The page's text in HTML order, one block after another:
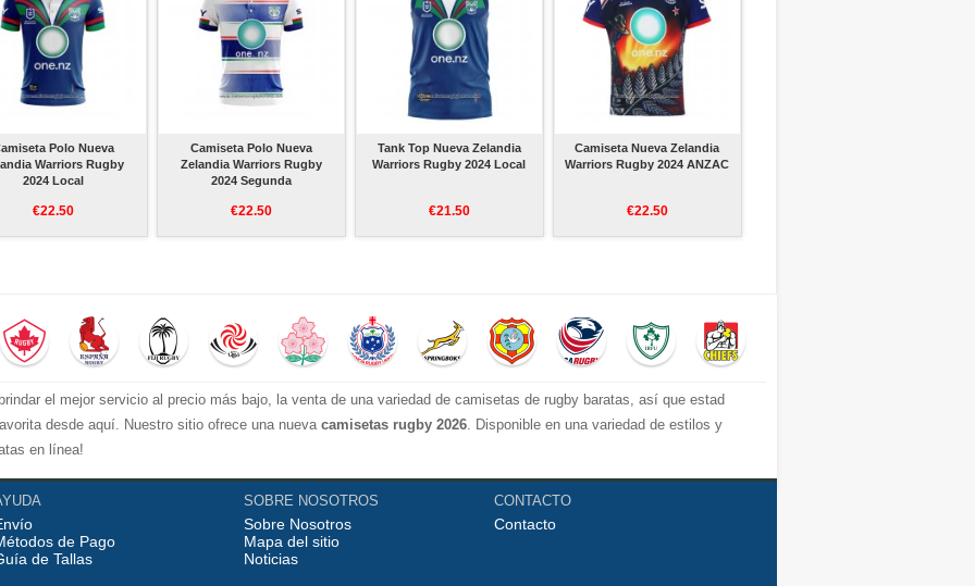
Polo Nueva
Warriors Rugby
2024 Local
€22.50
Camiseta Polo Nueva
Zelandia Warriors Rugby
2024 Segunda
€22.50
Tank Top Nueva Zelandia
Warriors Rugby 2024 Local
€21.50
Camiseta Nueva Zelandia
Warriors Rugby 2024 ANZAC
€22.50
el mejor servicio al precio más bajo, la venta de una variedad de camisetas de rugby baratas, así que estad
desde aquí. Nuestro sitio ofrece una nueva camisetas rugby 2026. Disponible en una variedad de estilos y
en línea!
de Pago
de Tallas
SOBRE NOSOTROS
Sobre Nosotros
Mapa del sitio
Noticias
CONTACTO
Contacto